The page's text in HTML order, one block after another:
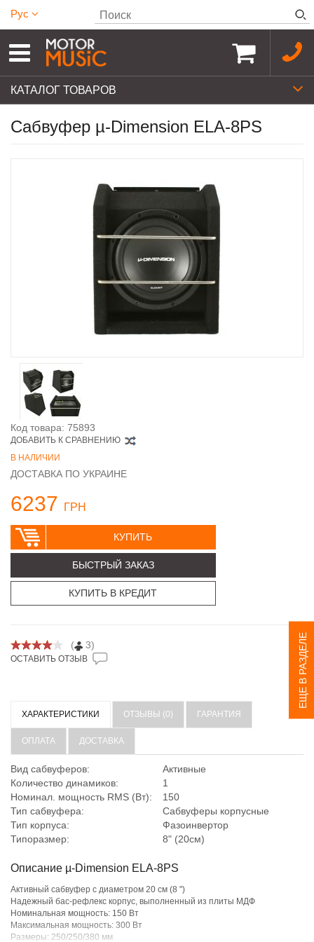
Рус
КАТАЛОГ ТОВАРОВ
ЕЩЕ В РАЗДЕЛЕ
Сабвуфер µ-Dimension ELA-8PS
Код товара: 75893
ДОБАВИТЬ К СРАВНЕНИЮ
В НАЛИЧИИ
ДОСТАВКА ПО УКРАИНЕ
6237 ГРН
КУПИТЬ
БЫСТРЫЙ ЗАКАЗ
КУПИТЬ В КРЕДИТ
( 3)
ОСТАВИТЬ ОТЗЫВ
ХАРАКТЕРИСТИКИ ОТЗЫВЫ (0) ГАРАНТИЯ
ОПЛАТА ДОСТАВКА
Вид сабвуферов:
Активные
Количество динамиков:
1
Номинал. мощность RMS (Вт):
150
Тип сабвуфера:
Сабвуферы корпусные
Тип корпуса:
Фазоинвертор
Типоразмер:
8" (20см)
Описание µ-Dimension ELA-8PS
Активный сабвуфер с диаметром 20 см (8 ")
Надежный бас-рефлекс корпус, выполненный из плиты МДФ
Номинальная мощность: 150 Вт
Максимальная мощность: 300 Вт
Размеры: 250/250/380 мм